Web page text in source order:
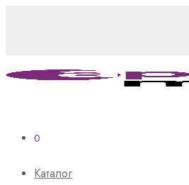
0
Каталог